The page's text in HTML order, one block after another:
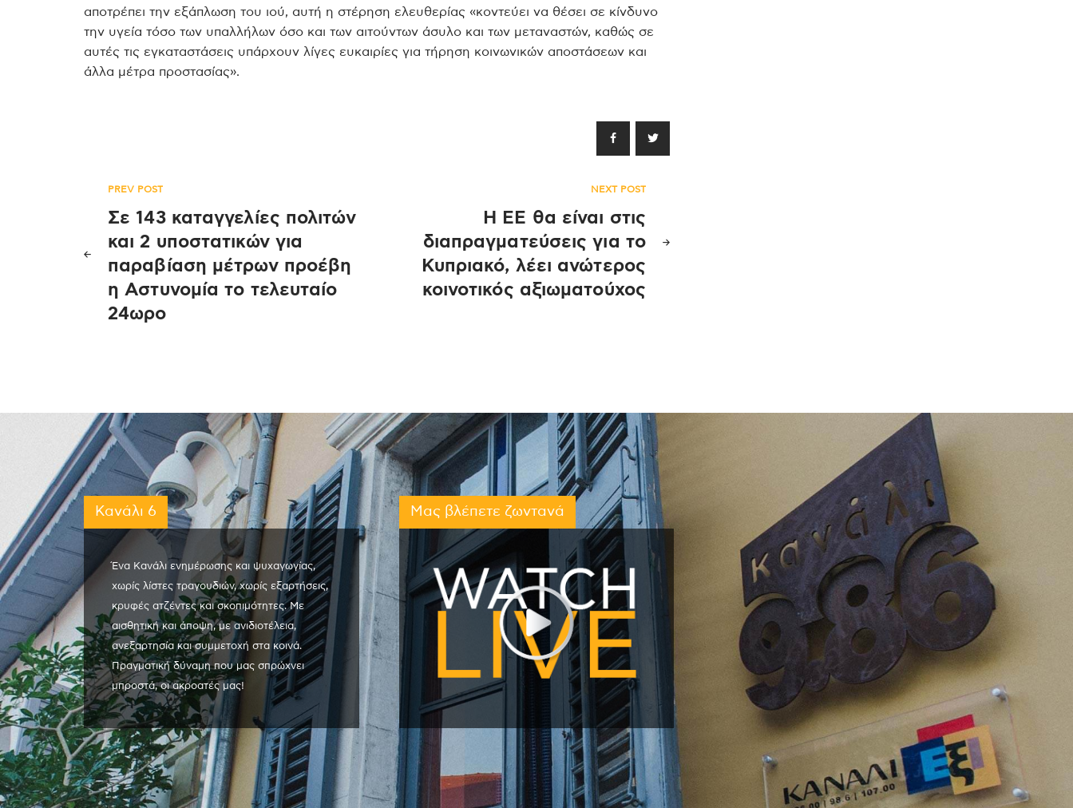
αποτρέπει την εξάπλωση του ιού, αυτή η στέρηση ελευθερίας «κοντεύει να θέσει σε κίνδυνο
την υγεία τόσο των υπαλλήλων όσο και των αιτούντων άσυλο και των μεταναστών, καθώς σε
αυτές τις εγκαταστάσεις υπάρχουν λίγες ευκαιρίες για τήρηση κοινωνικών αποστάσεων και
άλλα μέτρα προστασίας».
Πλοήγηση
άρθρων
PREV POST
Σε 143 καταγγελίες πολιτών
και 2 υποστατικών για
παραβίαση μέτρων προέβη
η Αστυνομία το τελευταίο
24ωρο
NEXT POST
Η ΕΕ θα είναι στις
διαπραγματεύσεις για το
Κυπριακό, λέει ανώτερος
κοινοτικός αξιωματούχος
Κανάλι 6
Ένα Κανάλι ενημέρωσης και ψυχαγωγίας,
χωρίς λίστες τραγουδιών, χωρίς εξαρτήσεις,
κρυφές ατζέντες και σκοπιμότητες. Με
αισθητική και άποψη, με ανιδιοτέλεια,
ανεξαρτησία και συμμετοχή στα κοινά.
Πραγματική δύναμη που μας σπρώχνει
μπροστά, οι ακροατές μας!
Μας βλέπετε ζωντανά